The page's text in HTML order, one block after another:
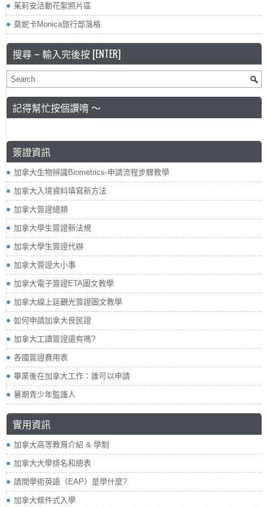
茱莉安活動花絮照片區
莫妮卡Monica旅行部落格
搜尋 – 輸入完後按 [ENTER]
記得幫忙按個讚唷 ～
簽證資訊
加拿大生物辨識Biometrics-申請流程步驟教學
加拿大入境資料填寫新方法
加拿大簽證總類
加拿大學生簽證新法規
加拿大學生簽證代辦
加拿大簽證大小事
加拿大電子簽證ETA圖文教學
加拿大線上延觀光簽證圖文教學
如何申請加拿大良民證
加拿大工讀簽證還有嗎?
各國簽證費用表
畢業後在加拿大工作：誰可以申請
暑期青少年監護人
實用資訊
加拿大高等教育介紹 & 學制
加拿大大學排名和總表
請問學術英語（EAP）是學什麼?
加拿大條件式入學